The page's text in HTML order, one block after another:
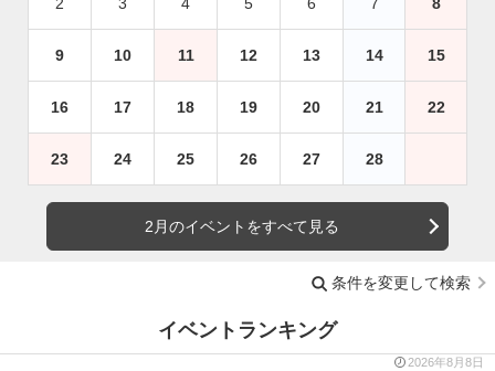
9 10 11 12 13 14 15
16 17 18 19 20 21 22
23 24 25 26 27 28
2月のイベントをすべて見る
条件を変更して検索
イベントランキング
2026年8月8日